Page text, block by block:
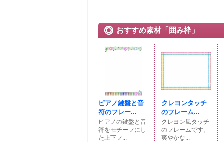
おすすめ素材「囲み枠」
ピアノ鍵盤と音
符のフレー...
ピアノの鍵盤と音
符をモチーフにし
た上下フ...
クレヨンタッチ
のフレーム...
クレヨン風タッチ
のフレームです。
爽やかな...